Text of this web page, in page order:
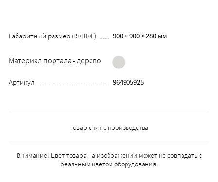
Габаритный размер (В×Ш×Г) 900 × 900 × 280 мм
Материал портала - дерево
Артикул 964905925
Товар снят с производства
Внимание! Цвет товара на изображении может не совпадать с
реальным цветом оборудования.